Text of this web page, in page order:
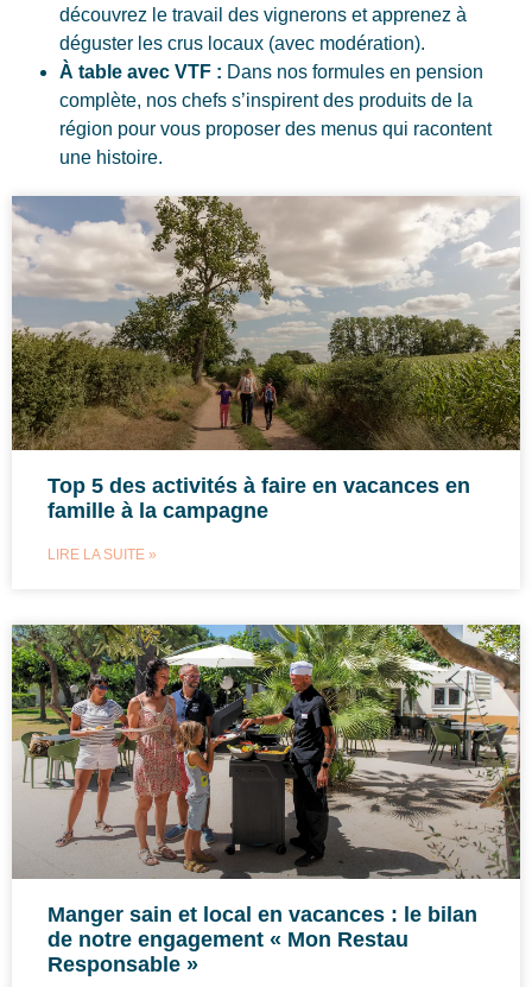
découvrez le travail des vignerons et apprenez à
déguster les crus locaux (avec modération).
À table avec VTF : Dans nos formules en pension
complète, nos chefs s’inspirent des produits de la
région pour vous proposer des menus qui racontent
une histoire.
Top 5 des activités à faire en vacances en
famille à la campagne
LIRE LA SUITE »
Manger sain et local en vacances : le bilan
de notre engagement « Mon Restau
Responsable »